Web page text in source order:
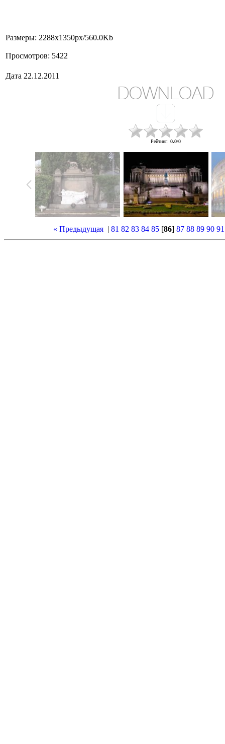
Размеры: 2288x1350px/560.0Kb
Просмотров: 5422
Дата 22.12.2011
DOWNLOAD
Рейтинг: 0.0/0
« Предыдущая | 81 82 83 84 85 [86] 87 88 89 90 91